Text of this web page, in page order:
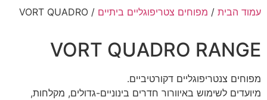
עמוד הבית / מפוחים צטריפוגליים ביתיים / VORT QUADRO
VORT QUADRO RANGE
מפוחים צנטריפוגליים דקורטיביים.
מיועדים לשימוש באיוורור חדרים בינוניים-גדולים, מקלחות,